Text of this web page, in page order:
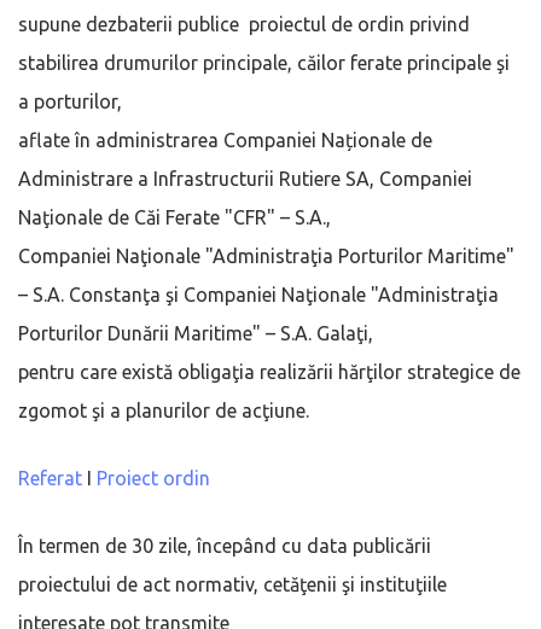
supune dezbaterii publice proiectul de ordin privind
stabilirea drumurilor principale, căilor ferate principale şi
a porturilor,
aflate în administrarea Companiei Naționale de
Administrare a Infrastructurii Rutiere SA, Companiei
Naţionale de Căi Ferate "CFR" – S.A.,
Companiei Naţionale "Administraţia Porturilor Maritime"
– S.A. Constanţa şi Companiei Naţionale "Administraţia
Porturilor Dunării Maritime" – S.A. Galaţi,
pentru care există obligaţia realizării hărţilor strategice de
zgomot şi a planurilor de acţiune.
Referat I Proiect ordin
În termen de 30 zile, începând cu data publicării
proiectului de act normativ, cetăţenii şi instituţiile
interesate pot transmite